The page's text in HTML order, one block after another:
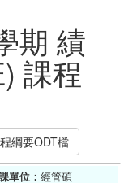
期 績
課程
綱要ODT檔
單位： 經管碩